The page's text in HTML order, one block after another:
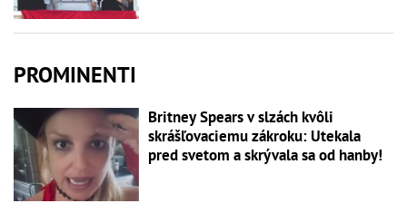
PROMINENTI
Britney Spears v slzách kvôli
skrášľovaciemu zákroku: Utekala
pred svetom a skrývala sa od hanby!